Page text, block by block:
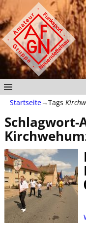
Startseite→Tags
Schlagwort-